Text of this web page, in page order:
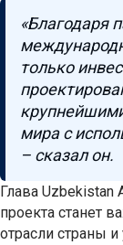
«Благодаря
только
мира с
– сказал он.
Глава Uzbekistan
проекта станет
отрасли страны